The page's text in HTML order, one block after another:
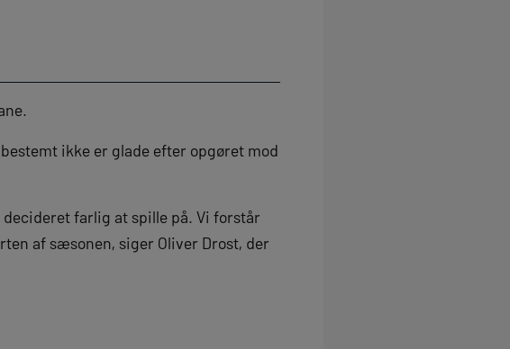
ikke er glade efter opgøret mod
farlig at spille på. Vi forstår
af sæsonen, siger Oliver Drost, der